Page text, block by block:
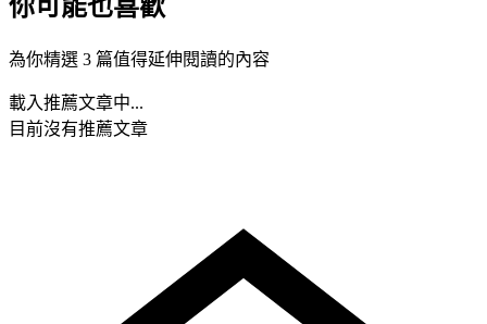
你可能也喜歡
為你精選 3 篇值得延伸閱讀的內容
載入推薦文章中...
目前沒有推薦文章